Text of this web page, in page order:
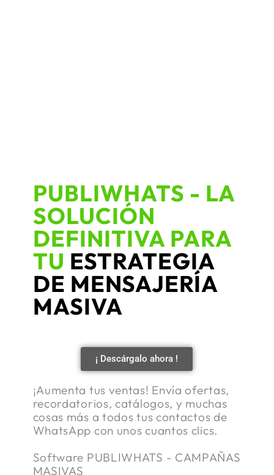
PUBLIWHATS - LA
SOLUCIÓN
DEFINITIVA PARA
TU ESTRATEGIA
DE MENSAJERÍA
MASIVA
¡ Descárgalo ahora !
¡Aumenta tus ventas! Envía ofertas,
recordatorios, catálogos, y muchas
cosas más a todos tus contactos de
WhatsApp con unos cuantos clics.
Software PUBLIWHATS - CAMPAÑAS
MASIVAS